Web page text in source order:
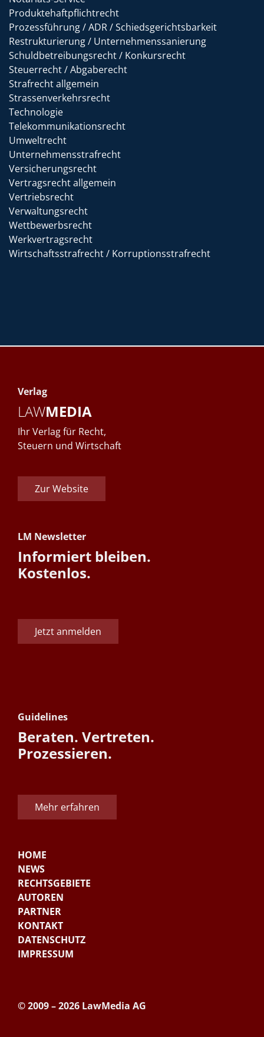
Produktehaftpflichtrecht
Prozessführung / ADR / Schiedsgerichtsbarkeit
Restrukturierung / Unternehmenssanierung
Schuldbetreibungsrecht / Konkursrecht
Steuerrecht / Abgaberecht
Strafrecht allgemein
Strassenverkehrsrecht
Technologie
Telekommunikationsrecht
Umweltrecht
Unternehmensstrafrecht
Versicherungsrecht
Vertragsrecht allgemein
Vertriebsrecht
Verwaltungsrecht
Wettbewerbsrecht
Werkvertragsrecht
Wirtschaftsstrafrecht / Korruptionsstrafrecht
Verlag
LAWMEDIA
Ihr Verlag für Recht,
Steuern und Wirtschaft
Zur Website
LM Newsletter
Informiert bleiben.
Kostenlos.
Jetzt anmelden
Guidelines
Beraten. Vertreten.
Prozessieren.
Mehr erfahren
HOME
NEWS
RECHTSGEBIETE
AUTOREN
PARTNER
KONTAKT
DATENSCHUTZ
IMPRESSUM
© 2009 – 2026 LawMedia AG